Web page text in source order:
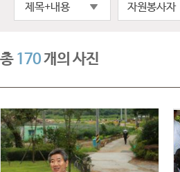
제목+내용
총170개의 사진